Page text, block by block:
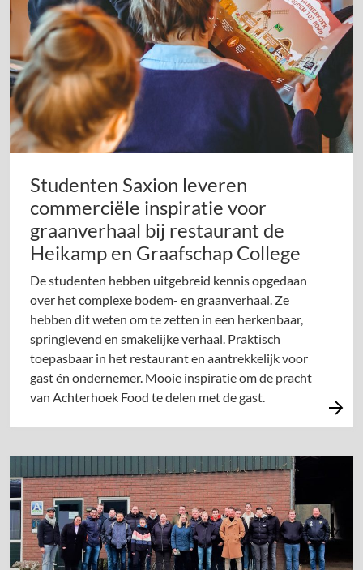
Studenten Saxion leveren
commerciële inspiratie voor
graanverhaal bij restaurant de
Heikamp en Graafschap College
De studenten hebben uitgebreid kennis opgedaan
over het complexe bodem- en graanverhaal. Ze
hebben dit weten om te zetten in een herkenbaar,
springlevend en smakelijke verhaal. Praktisch
toepasbaar in het restaurant en aantrekkelijk voor
gast én ondernemer. Mooie inspiratie om de pracht
van Achterhoek Food te delen met de gast.